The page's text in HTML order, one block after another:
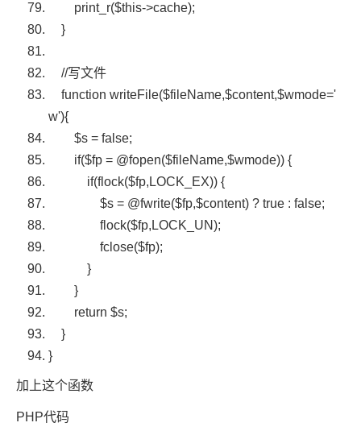
print_r($this->cache);
}
//写文件
function writeFile($fileName,$content,$wmode='
w'){
$s = false;
if($fp = @fopen($fileName,$wmode)) {
if(flock($fp,LOCK_EX)) {
$s = @fwrite($fp,$content) ? true : false;
flock($fp,LOCK_UN);
fclose($fp);
}
}
return $s;
}
}
加上这个函数
PHP代码